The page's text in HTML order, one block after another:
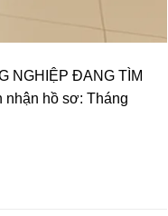
NGHIỆP ĐANG TÌM
nhận hồ sơ: Tháng